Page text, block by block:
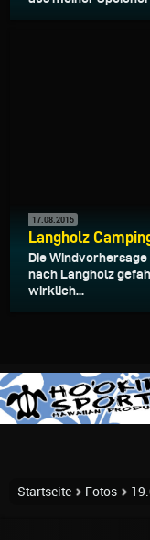
17.08.2015
Langholz
Die
nach Langholz
wirklich...
Startseite Fotos